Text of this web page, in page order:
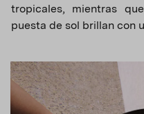
tropicales, mientras
puesta de sol brillan con